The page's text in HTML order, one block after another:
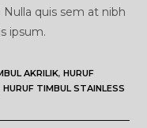
Nulla quis sem at nibh
ipsum.
AKRILIK, HURUF
HURUF TIMBUL STAINLESS